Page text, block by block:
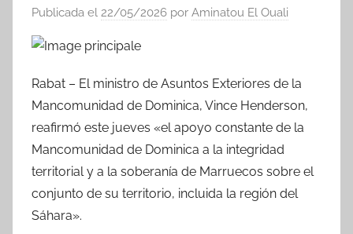
Publicada el 22/05/2026 por Aminatou El Ouali
Rabat – El ministro de Asuntos Exteriores de la
Mancomunidad de Dominica, Vince Henderson,
reafirmó este jueves «el apoyo constante de la
Mancomunidad de Dominica a la integridad
territorial y a la soberanía de Marruecos sobre el
conjunto de su territorio, incluida la región del
Sáhara».